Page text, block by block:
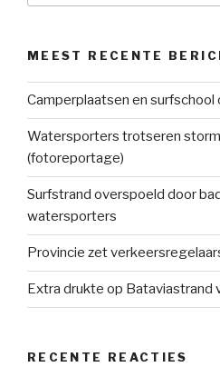
MEEST RECENTE
Camperplaatsen en surfschool
Watersporters trotseren
(fotoreportage)
Surfstrand overspoeld door
watersporters
Provincie zet
Extra drukte op Bataviastrand
RECENTE REACTIES